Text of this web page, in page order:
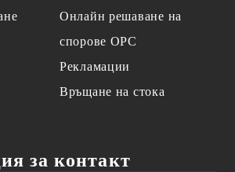
Онлайн решаване на
спорове OPC
Рекламации
Връщане на стока
за контакт